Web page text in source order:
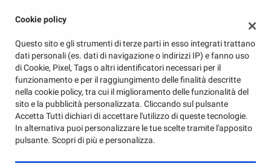
Dati fiscali:
Corso Mazzini, 48, Albisola Superiore (SV)
C.F/P.IVA:01585720095
Registro delle imprese:SV
Cookie policy
Questo sito e gli strumenti di terze parti in esso integrati trattano
dati personali (es. dati di navigazione o indirizzi IP) e fanno uso
di Cookie, Pixel, Tags o altri identificatori necessari per il
funzionamento e per il raggiungimento delle finalità descritte
nella cookie policy, tra cui il miglioramento delle funzionalità del
sito e la pubblicità personalizzata. Cliccando sul pulsante
Accetta Tutti dichiari di accettare l'utilizzo di queste tecnologie.
In alternativa puoi personalizzare le tue scelte tramite l'apposito
pulsante. Scopri di più e personalizza.